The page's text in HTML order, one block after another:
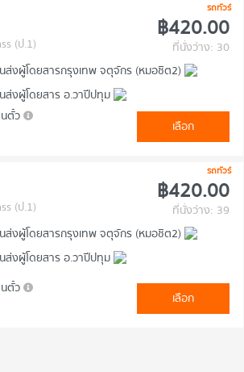
รถทัวร์
(ป.1)
฿420.00
ที่นั่งว่าง: 30
ส่งผู้โดยสารกรุงเทพ จตุจักร (หมอชิต2)
ส่งผู้โดยสาร อ.วาปีปทุม
ตั๋ว
เลือก
รถทัวร์
(ป.1)
฿420.00
ที่นั่งว่าง: 39
ส่งผู้โดยสารกรุงเทพ จตุจักร (หมอชิต2)
ส่งผู้โดยสาร อ.วาปีปทุม
ตั๋ว
เลือก